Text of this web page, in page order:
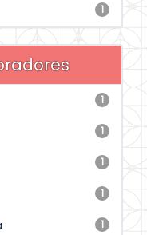
1
1
1
1
1
1